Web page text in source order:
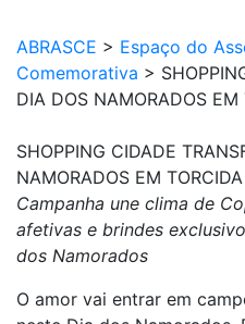
ABRASCE > Espaço do
Comemorativa >
DIA DOS NAMORADOS
SHOPPING CIDADE
NAMORADOS EM
Campanha une clima de
afetivas e brindes
dos Namorados
O amor vai entrar em